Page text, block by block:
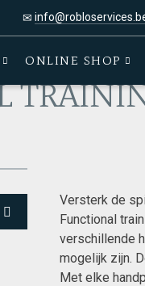
ONLINE SHOP
PULL UP BAR
Versterk de
Functional
verschillende
mogelijk zijn.
Met elke